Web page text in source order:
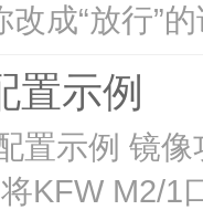
改成“放行”
置示例
置示例 镜
KFW M2/1